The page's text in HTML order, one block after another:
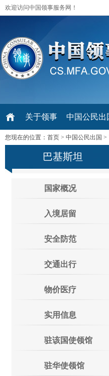
欢迎访问中国领事服务网！
关于领事 中国公民出
您现在的位置： 首页 > 中国公民出国 >
巴基斯坦
国家概况
入境居留
安全防范
交通出行
物价医疗
实用信息
驻该国使领馆
驻华使领馆